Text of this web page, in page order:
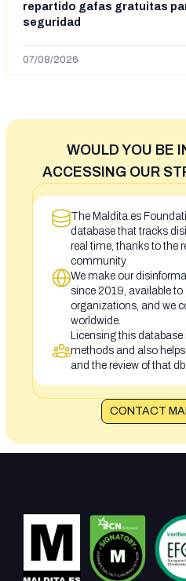
repartido gafas gratuitas
seguridad
07/08/2026
WOULD YOU BE
ACCESSING OUR
The Maldita.es
database that tracks
real time, thanks to the
community
We make our
since 2019, available
organizations, and we
worldwide.
Licensing this
methods and also
and the review of that db.
CONTACT